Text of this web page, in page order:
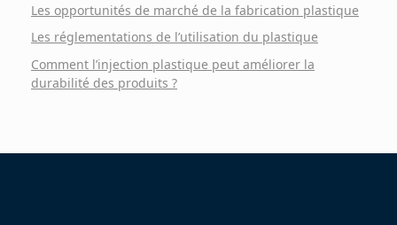
Les opportunités de marché de la fabrication plastique
Les réglementations de l’utilisation du plastique
Comment l’injection plastique peut améliorer la
durabilité des produits ?